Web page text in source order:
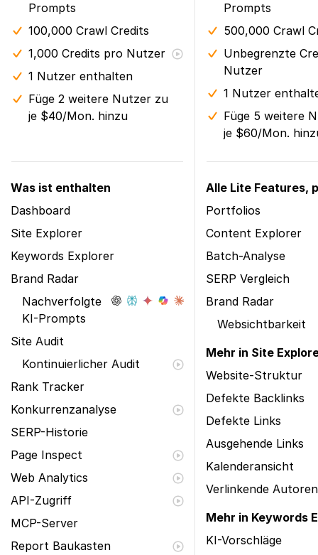
Prompts
100,000 Crawl Credits
1,000 Credits pro Nutzer
1 Nutzer enthalten
Füge 2 weitere Nutzer zu
je $40/Mon. hinzu
Prompts
500,000 Crawl
Unbegrenzte
Nutzer
1 Nutzer
Füge 5 weitere
je $60/Mon.
Was ist enthalten
Dashboard
Site Explorer
Keywords Explorer
Brand Radar
Nachverfolgte
KI-Prompts
Site Audit
Kontinuierlicher Audit
Rank Tracker
Konkurrenzanalyse
SERP-Historie
Page Inspect
Web Analytics
API-Zugriff
MCP-Server
Report Baukasten
Alle Lite Features,
Portfolios
Content Explorer
Batch-Analyse
SERP Vergleich
Brand Radar
Websichtbarkeit
Mehr in Site
Website-Struktur
Defekte Backlinks
Defekte Links
Ausgehende Links
Kalenderansicht
Verlinkende Autoren
Mehr in Keywords
KI-Vorschläge